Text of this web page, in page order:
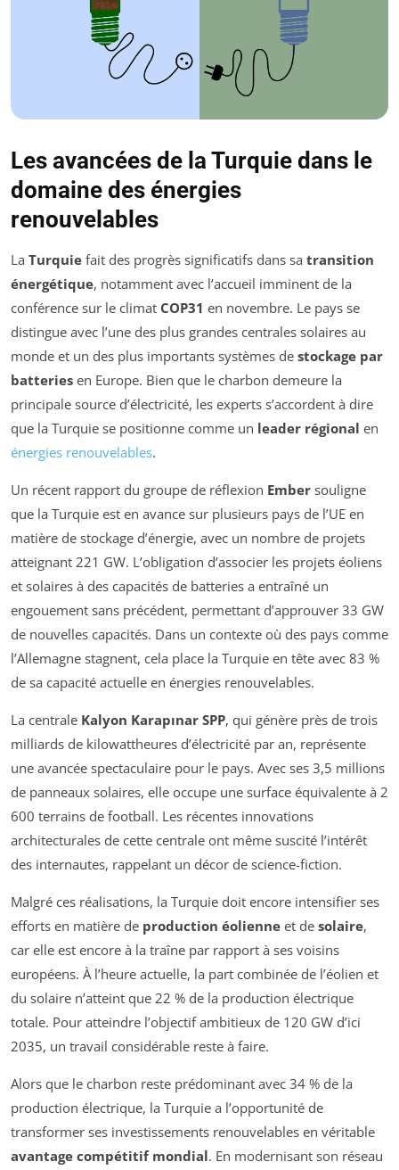
Les avancées de la Turquie dans le
domaine des énergies
renouvelables
La Turquie fait des progrès significatifs dans sa transition
énergétique, notamment avec l’accueil imminent de la
conférence sur le climat COP31 en novembre. Le pays se
distingue avec l’une des plus grandes centrales solaires au
monde et un des plus importants systèmes de stockage par
batteries en Europe. Bien que le charbon demeure la
principale source d’électricité, les experts s’accordent à dire
que la Turquie se positionne comme un leader régional en
énergies renouvelables.
Un récent rapport du groupe de réflexion Ember souligne
que la Turquie est en avance sur plusieurs pays de l’UE en
matière de stockage d’énergie, avec un nombre de projets
atteignant 221 GW. L’obligation d’associer les projets éoliens
et solaires à des capacités de batteries a entraîné un
engouement sans précédent, permettant d’approuver 33 GW
de nouvelles capacités. Dans un contexte où des pays comme
l’Allemagne stagnent, cela place la Turquie en tête avec 83 %
de sa capacité actuelle en énergies renouvelables.
La centrale Kalyon Karapınar SPP, qui génère près de trois
milliards de kilowattheures d’électricité par an, représente
une avancée spectaculaire pour le pays. Avec ses 3,5 millions
de panneaux solaires, elle occupe une surface équivalente à 2
600 terrains de football. Les récentes innovations
architecturales de cette centrale ont même suscité l’intérêt
des internautes, rappelant un décor de science-fiction.
Malgré ces réalisations, la Turquie doit encore intensifier ses
efforts en matière de production éolienne et de solaire,
car elle est encore à la traîne par rapport à ses voisins
européens. À l’heure actuelle, la part combinée de l’éolien et
du solaire n’atteint que 22 % de la production électrique
totale. Pour atteindre l’objectif ambitieux de 120 GW d’ici
2035, un travail considérable reste à faire.
Alors que le charbon reste prédominant avec 34 % de la
production électrique, la Turquie a l’opportunité de
transformer ses investissements renouvelables en véritable
avantage compétitif mondial. En modernisant son réseau